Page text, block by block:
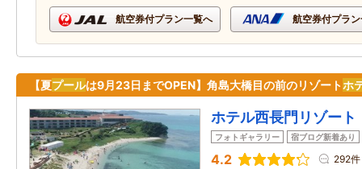
航空券付プラン一覧へ 航空券付プラ
【夏プールは9月23日までOPEN】角島大橋目の前のリゾートホ
ホテル西長門リゾート
フォトギャラリー 宿ブログ新着あり
4.2 292件